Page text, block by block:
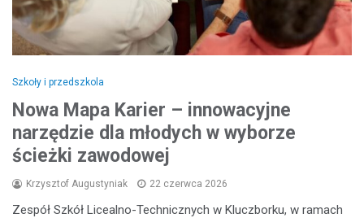
Szkoły i przedszkola
Nowa Mapa Karier – innowacyjne
narzędzie dla młodych w wyborze
ścieżki zawodowej
Krzysztof Augustyniak 22 czerwca 2026
Zespół Szkół Licealno-Technicznych w Kluczborku, w ramach